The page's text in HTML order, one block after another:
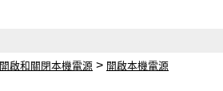
開啟和關閉本機電源 > 開啟本機電源